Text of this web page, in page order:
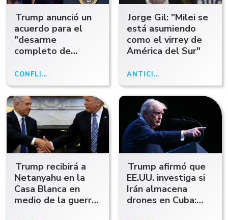
Trump anunció un
acuerdo para el
"desarme
completo de
grupos armados"
en Gaza
CONFLICTO
Jorge Gil: "Milei se
está asumiendo
como el virrey de
América del Sur"
ANTICIPOABCRADIO
Trump recibirá a
Netanyahu en la
Casa Blanca en
medio de la guerra
Trump afirmó que
EE.UU. investiga si
Irán almacena
drones en Cuba: